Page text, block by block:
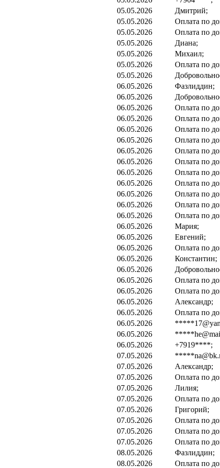
05.05.2026
Дмитрий;
05.05.2026
Оплата по
05.05.2026
Оплата по
05.05.2026
Диана;
05.05.2026
Михаил;
05.05.2026
Оплата по
05.05.2026
06.05.2026
Фазлиддин;
06.05.2026
06.05.2026
Оплата по
06.05.2026
Оплата по
06.05.2026
Оплата по
06.05.2026
Оплата по
06.05.2026
Оплата по
06.05.2026
Оплата по
06.05.2026
Оплата по
06.05.2026
Оплата по
06.05.2026
Оплата по
06.05.2026
Оплата по
06.05.2026
Оплата по
06.05.2026
Мария;
06.05.2026
Евгений;
06.05.2026
Оплата по
06.05.2026
Константин;
06.05.2026
06.05.2026
Оплата по
06.05.2026
Оплата по
06.05.2026
Александр;
06.05.2026
Оплата по
06.05.2026
06.05.2026
06.05.2026
+7919****;
07.05.2026
07.05.2026
Александр;
07.05.2026
Оплата по
07.05.2026
Лилия;
07.05.2026
Оплата по
07.05.2026
Григорий;
07.05.2026
Оплата по
07.05.2026
Оплата по
07.05.2026
Оплата по
08.05.2026
Фазлиддин;
08.05.2026
Оплата по